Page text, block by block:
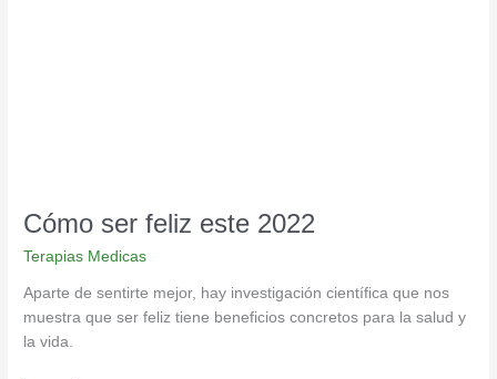
Cómo ser feliz este 2022
Terapias Medicas
Aparte de sentirte mejor, hay investigación científica que nos
muestra que ser feliz tiene beneficios concretos para la salud y
la vida.